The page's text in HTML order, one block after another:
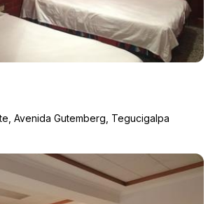
Avenida Gutemberg, Tegucigalpa